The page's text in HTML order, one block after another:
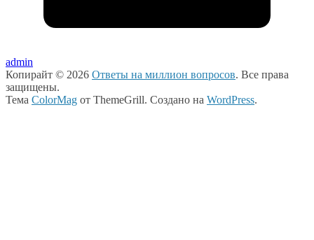
admin
Копирайт © 2026 Ответы на миллион вопросов. Все права
защищены.
Тема ColorMag от ThemeGrill. Создано на WordPress.